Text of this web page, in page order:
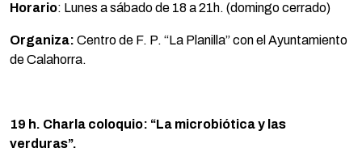
Horario: Lunes a sábado de 18 a 21h. (domingo cerrado)
Organiza: Centro de F. P. “La Planilla” con el Ayuntamiento
de Calahorra.
19 h. Charla coloquio: “La microbiótica y las
verduras”.